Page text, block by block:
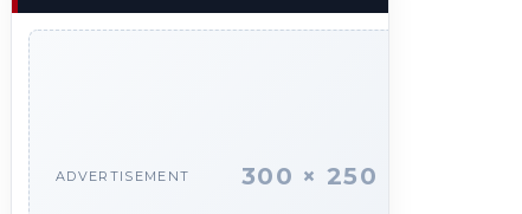
ADVERTISEMENT 300 × 250